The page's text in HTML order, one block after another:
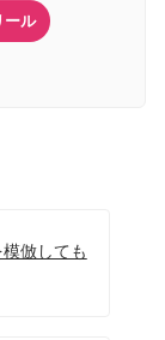
ール
倣しても